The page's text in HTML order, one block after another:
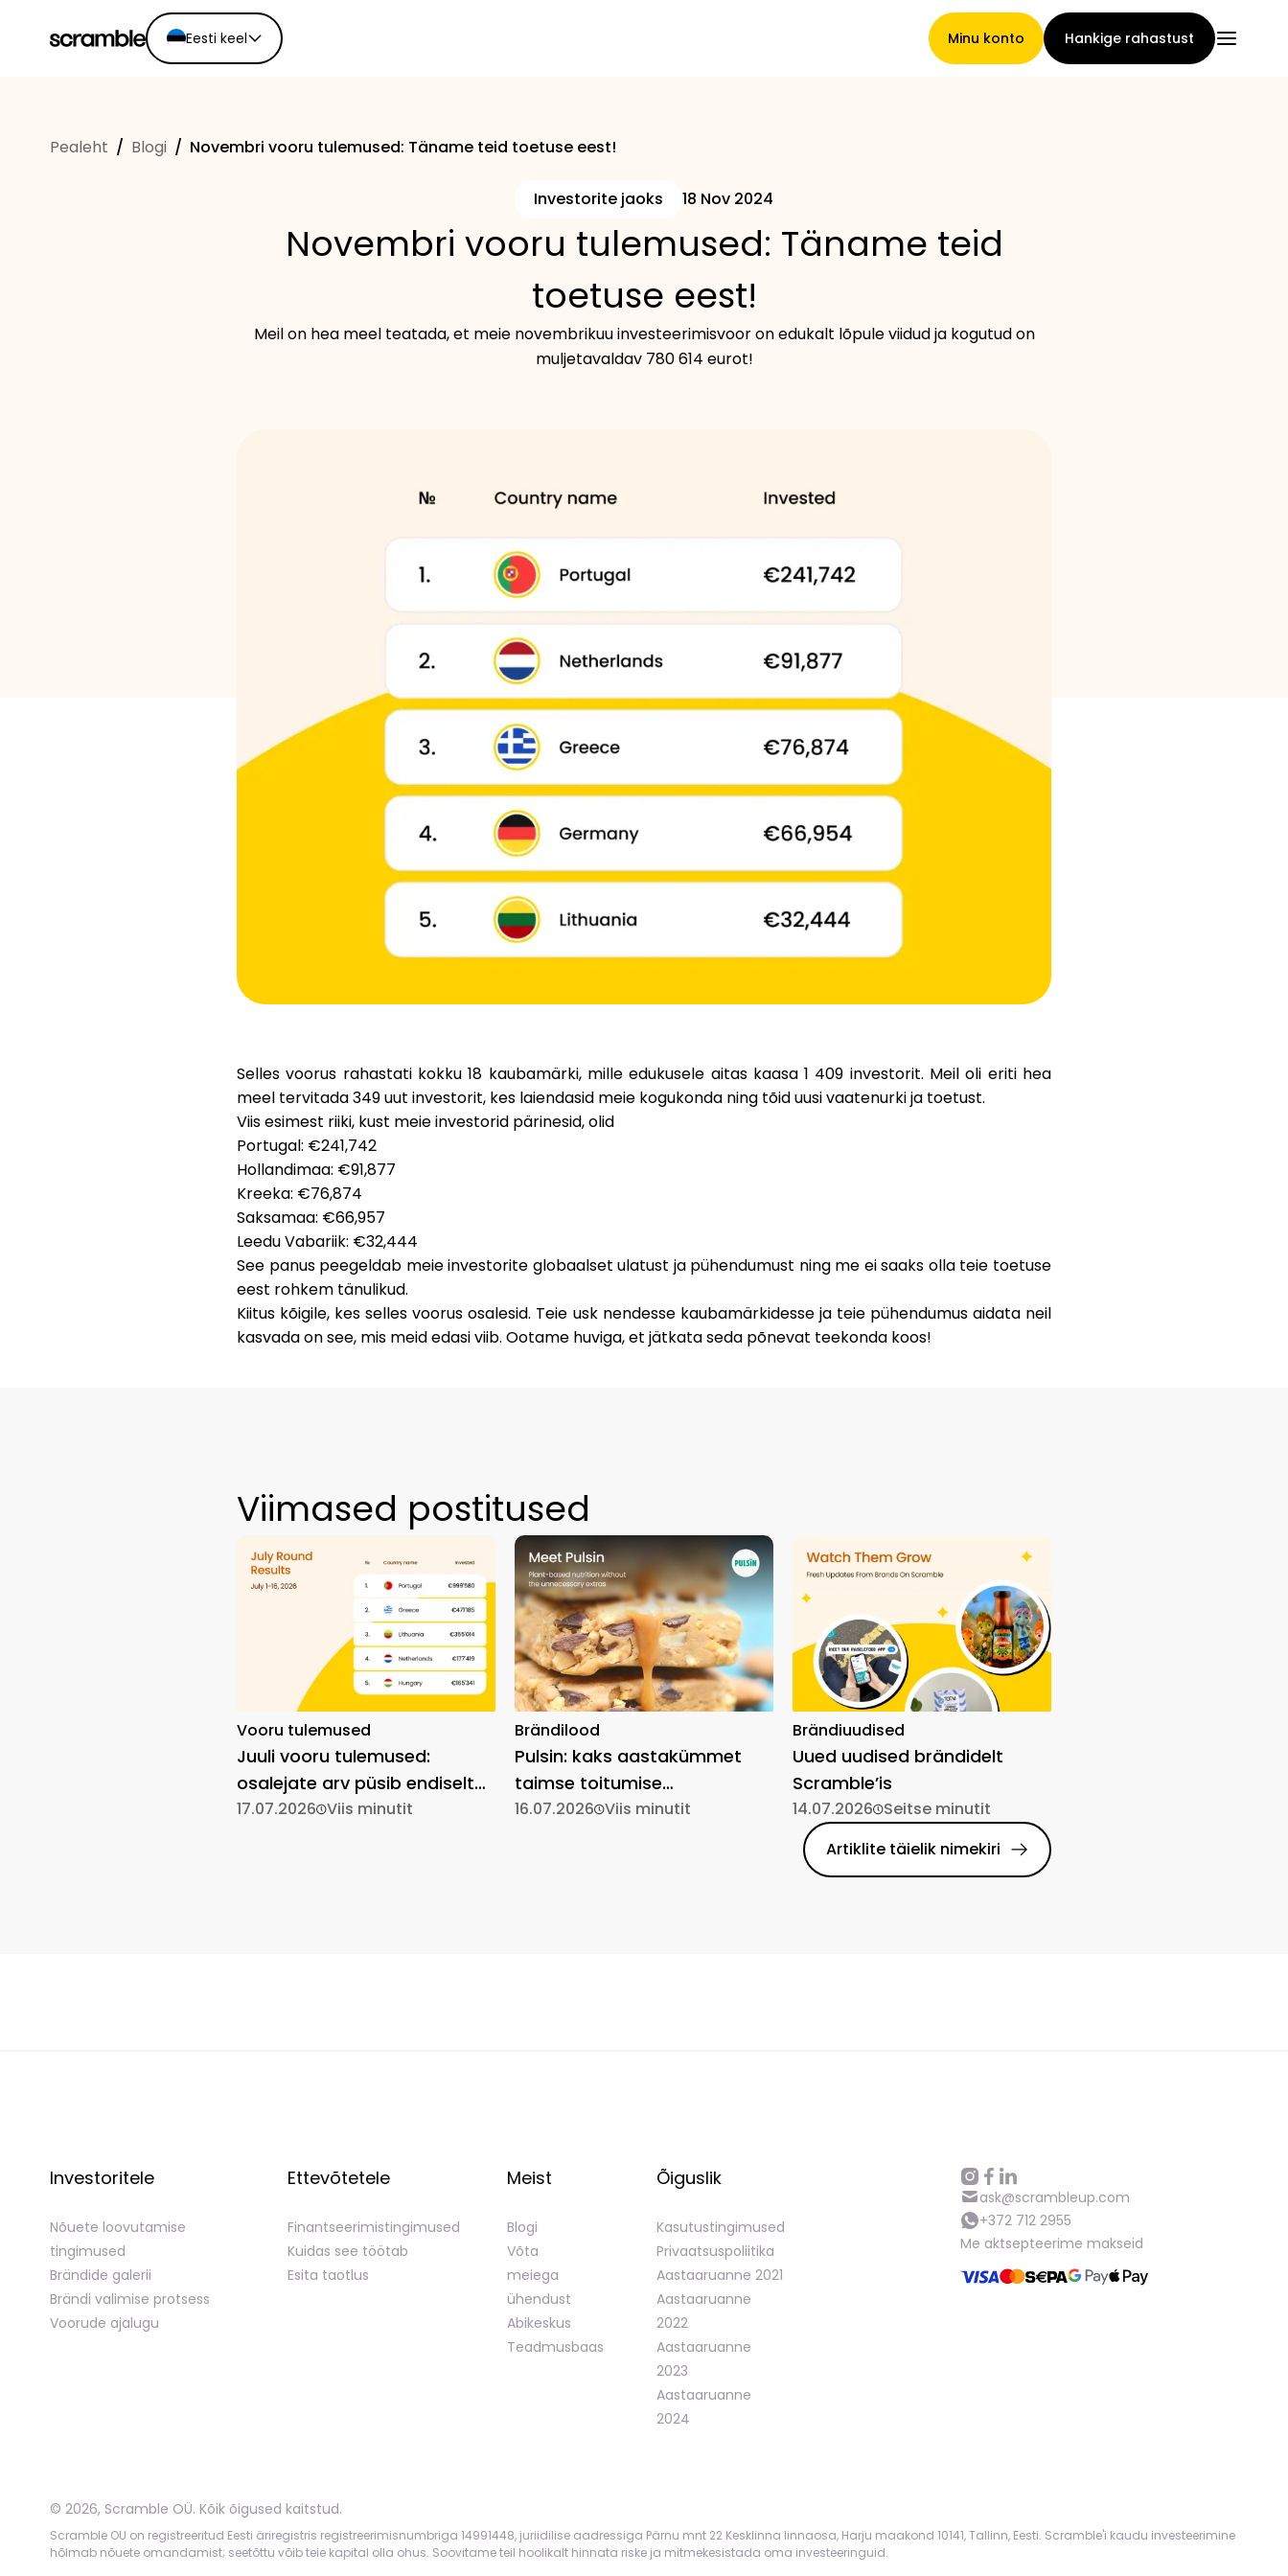
Eesti keel
Español
Minu konto Hankige rahastust
Nõuete loovutamise
Voorude ajalugu
Blogi
Võta meiega ühendust
Abi
Pealeht / Blogi / Novembri vooru tulemused: Täname teid toetuse eest!
Investorite jaoks 18 Nov 2024
Novembri vooru tulemused: Täname teid
toetuse eest!
Meil on hea meel teatada, et meie novembrikuu investeerimisvoor on edukalt lõpule viidud ja kogutud on
muljetavaldav 780 614 eurot!
Selles voorus rahastati kokku18 kaubamärki, mille edukusele aitas kaasa1 409 investorit. Meil oli eriti hea
meel tervitada349 uut investorit, kes laiendasid meie kogukonda ning tõid uusi vaatenurki ja toetust.
Viis esimest riiki, kust meie investorid pärinesid, olid
Portugal: €241,742
Hollandimaa: €91,877
Kreeka: €76,874
Saksamaa: €66,957
Leedu Vabariik: €32,444
See panus peegeldab meie investorite globaalset ulatust ja pühendumust ning me ei saaks olla teie toetuse
eest rohkem tänulikud.
Kiitus kõigile, kes selles voorus osalesid. Teie usk nendesse kaubamärkidesse ja teie pühendumus aidata neil
kasvada on see, mis meid edasi viib. Ootame huviga, et jätkata seda põnevat teekonda koos!
Viimased postitused
Vooru tulemused
Juuli vooru tulemused:
osalejate arv püsib endiselt
kõrgel
17.07.2026 Viis minutit
Brändilood
Pulsin: kaks aastakümmet
taimse toitumise
lihtsustamist
16.07.2026 Viis minutit
Brändiuudised
Uued uudised brändidelt
Scramble’is
14.07.2026 Seitse minutit
Artiklite täielik nimekiri
Investoritele
Nõuete loovutamise
tingimused
Brändide galerii
Brändi valimise protsess
Voorude ajalugu
Ettevõtetele
Finantseerimistingimused
Kuidas see töötab
Esita taotlus
Meist
Blogi
Võta
meiega
ühendust
Abikeskus
Teadmusbaas
Õiguslik
Kasutustingimused
Privaatsuspoliitika
Aastaaruanne 2021
Aastaaruanne
2022
Aastaaruanne
2023
Aastaaruanne
2024
ask@scrambleup.com
+372 712 2955
Me aktsepteerime makseid
© 2026, Scramble OÜ. Kõik õigused kaitstud.
Scramble OU on registreeritud Eesti äriregistris registreerimisnumbriga 14991448, juriidilise aadressiga Pärnu mnt 22 Kesklinna linnaosa, Harju maakond 10141, Tallinn, Eesti. Scramble'i kaudu investeerimine
hõlmab nõuete omandamist; seetõttu võib teie kapital olla ohus. Soovitame teil hoolikalt hinnata riske ja mitmekesistada oma investeeringuid.